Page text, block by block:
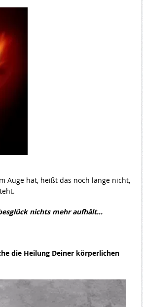
Auge hat, heißt das noch lange nicht,
nichts mehr aufhält…
die Heilung Deiner körperlichen